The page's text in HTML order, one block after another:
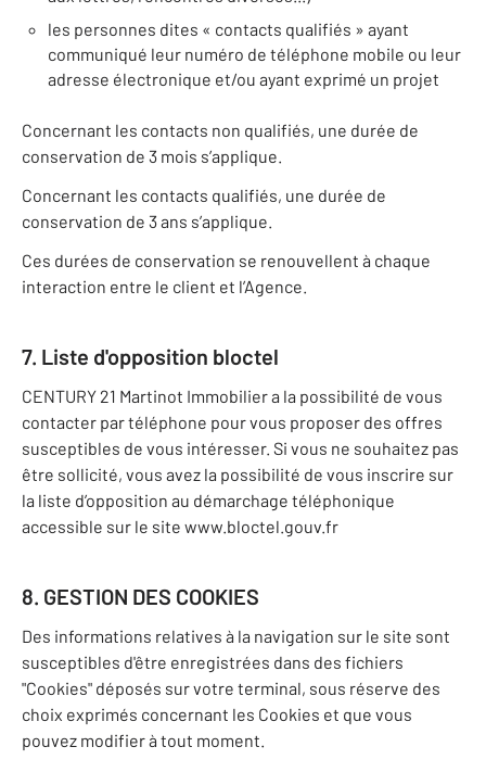
les personnes dites « contacts qualifiés » ayant
communiqué leur numéro de téléphone mobile ou leur
adresse électronique et/ou ayant exprimé un projet
Concernant les contacts non qualifiés, une durée de
conservation de 3 mois s’applique.
Concernant les contacts qualifiés, une durée de
conservation de 3 ans s’applique.
Ces durées de conservation se renouvellent à chaque
interaction entre le client et l’Agence.
7. Liste d'opposition bloctel
CENTURY 21 Martinot Immobilier a la possibilité de vous
contacter par téléphone pour vous proposer des offres
susceptibles de vous intéresser. Si vous ne souhaitez pas
être sollicité, vous avez la possibilité de vous inscrire sur
la liste d’opposition au démarchage téléphonique
accessible sur le site www.bloctel.gouv.fr
8. GESTION DES COOKIES
Des informations relatives à la navigation sur le site sont
susceptibles d'être enregistrées dans des fichiers
"Cookies" déposés sur votre terminal, sous réserve des
choix exprimés concernant les Cookies et que vous
pouvez modifier à tout moment.